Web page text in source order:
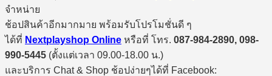
จำหน่าย
ช้อปสินค้าอีกมากมาย พร้อมรับโปรโมชั่นดี ๆ
ได้ที่ Nextplayshop Online หรือที่ โทร. 087-984-2890, 098-
990-5445 (ตั้งแต่เวลา 09.00-18.00 น.)
และบริการ Chat & Shop ช้อปง่ายๆได้ที่ Facebook: